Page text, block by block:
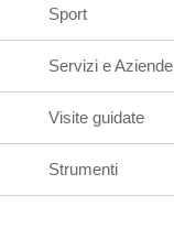
Sport
Servizi e Aziende
Visite guidate
Strumenti